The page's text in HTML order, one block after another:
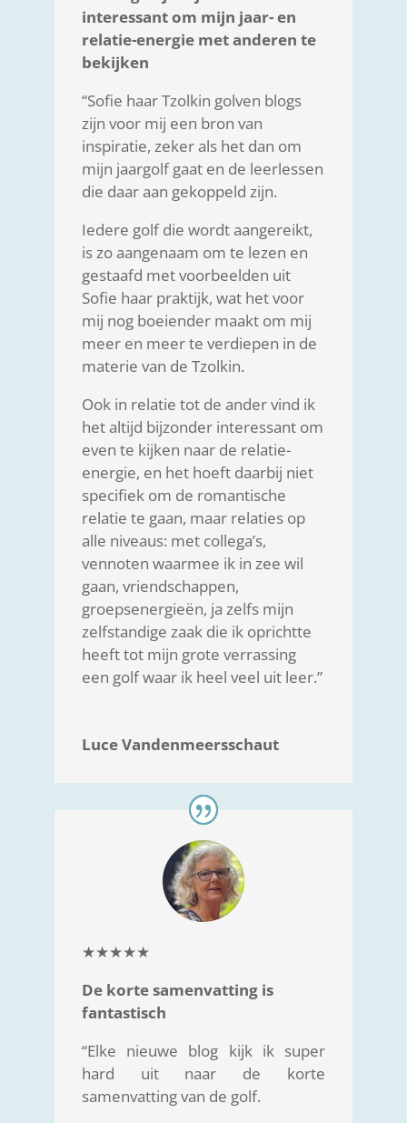
interessant om mijn jaar- en
relatie-energie met anderen te
bekijken
“Sofie haar Tzolkin golven blogs
zijn voor mij een bron van
inspiratie, zeker als het dan om
mijn jaargolf gaat en de leerlessen
die daar aan gekoppeld zijn.
Iedere golf die wordt aangereikt,
is zo aangenaam om te lezen en
gestaafd met voorbeelden uit
Sofie haar praktijk, wat het voor
mij nog boeiender maakt om mij
meer en meer te verdiepen in de
materie van de Tzolkin.
Ook in relatie tot de ander vind ik
het altijd bijzonder interessant om
even te kijken naar de relatie-
energie, en het hoeft daarbij niet
specifiek om de romantische
relatie te gaan, maar relaties op
alle niveaus: met collega’s,
vennoten waarmee ik in zee wil
gaan, vriendschappen,
groepsenergieën, ja zelfs mijn
zelfstandige zaak die ik oprichtte
heeft tot mijn grote verrassing
een golf waar ik heel veel uit leer.”
Luce Vandenmeersschaut
★★★★★
De korte samenvatting is
fantastisch
“Elke nieuwe blog kijk ik super
hard uit naar de korte
samenvatting van de golf.